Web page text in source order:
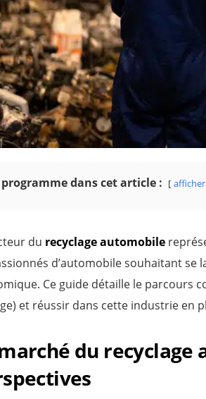
dans cet article : afficher
du recyclage automobile
d’automobile souhaitant
Ce guide détaille le parcours
et réussir dans cette industrie en
du